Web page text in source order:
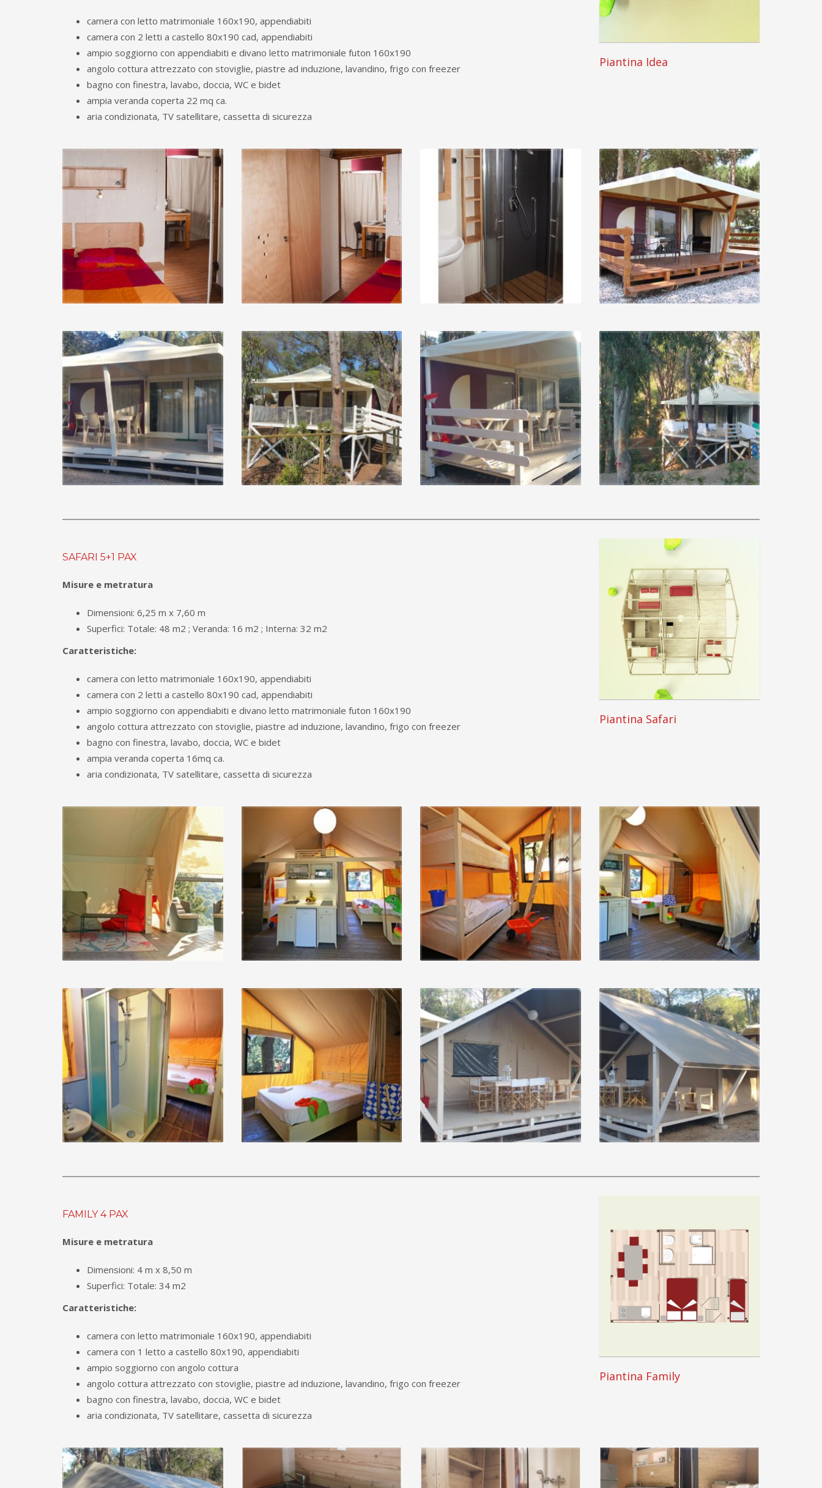
camera con letto matrimoniale 160x190, appendiabiti
camera con 2 letti a castello 80x190 cad, appendiabiti
ampio soggiorno con appendiabiti e divano letto matrimoniale futon 160x190
angolo cottura attrezzato con stoviglie, piastre ad induzione, lavandino, frigo con freezer
bagno con finestra, lavabo, doccia, WC e bidet
ampia veranda coperta 22 mq ca.
aria condizionata, TV satellitare, cassetta di sicurezza
Piantina Idea
SAFARI 5+1 PAX
Misure e metratura
Dimensioni: 6,25 m x 7,60 m
Superfici: Totale: 48 m2 ; Veranda: 16 m2 ; Interna: 32 m2
Caratteristiche:
camera con letto matrimoniale 160x190, appendiabiti
camera con 2 letti a castello 80x190 cad, appendiabiti
ampio soggiorno con appendiabiti e divano letto matrimoniale futon 160x190
angolo cottura attrezzato con stoviglie, piastre ad induzione, lavandino, frigo con freezer
bagno con finestra, lavabo, doccia, WC e bidet
ampia veranda coperta 16mq ca.
aria condizionata, TV satellitare, cassetta di sicurezza
Piantina Safari
FAMILY 4 PAX
Misure e metratura
Dimensioni: 4 m x 8,50 m
Superfici: Totale: 34 m2
Caratteristiche:
camera con letto matrimoniale 160x190, appendiabiti
camera con 1 letto a castello 80x190, appendiabiti
ampio soggiorno con angolo cottura
angolo cottura attrezzato con stoviglie, piastre ad induzione, lavandino, frigo con freezer
bagno con finestra, lavabo, doccia, WC e bidet
aria condizionata, TV satellitare, cassetta di sicurezza
Piantina Family